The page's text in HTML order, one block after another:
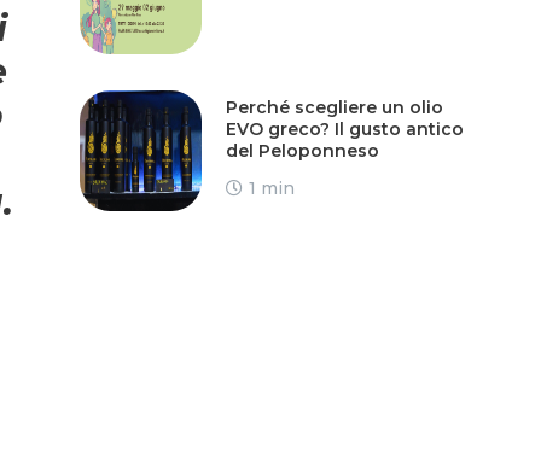
Perché scegliere un olio
EVO greco? Il gusto antico
del Peloponneso
1 min